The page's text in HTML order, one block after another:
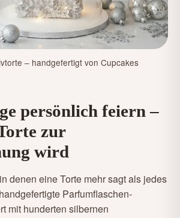
– handgefertigt von Cupcakes
persönlich feiern –
zur
wird
denen eine Torte mehr sagt als jedes
Parfumflaschen-
mit hunderten silbernen